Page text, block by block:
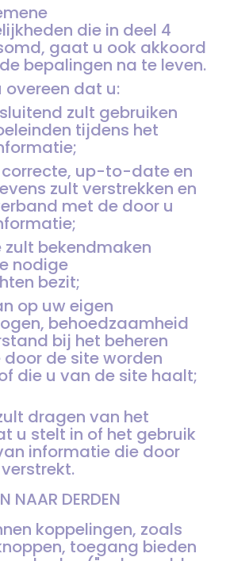
die in deel 4
gaat u ook akkoord
bepalingen na te leven.
dat u:
zult gebruiken
tijdens het
up-to-date en
zult verstrekken en
met de door u
bekendmaken
nodige
bezit;
op uw eigen
behoedzaamheid
bij het beheren
de site worden
die u van de site haalt;
dragen van het
u stelt in of het gebruik
informatie die door
NAAR DERDEN
koppelingen, zoals
toegang bieden